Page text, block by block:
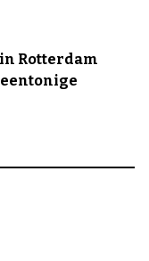
Rotterdam